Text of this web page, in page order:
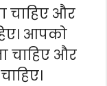
और
आपको
चाहिए और